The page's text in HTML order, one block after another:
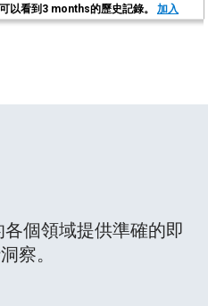
以看到3 months的歷史記錄。 加入
個領域提供準確的即
察。